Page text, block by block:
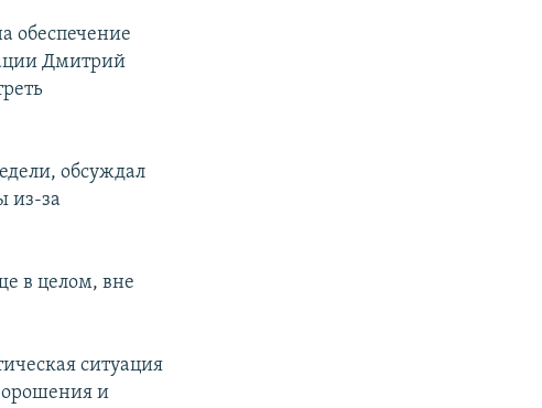
обеспечение
Дмитрий
обсуждал
из-за
в целом, вне
ситуация
орошения и